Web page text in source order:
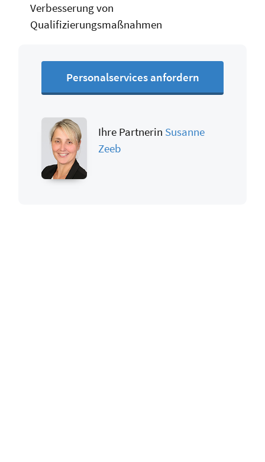
Verbesserung von
Qualifizierungsmaßnahmen
Personalservices anfordern
Ihre Partnerin Susanne
Zeeb